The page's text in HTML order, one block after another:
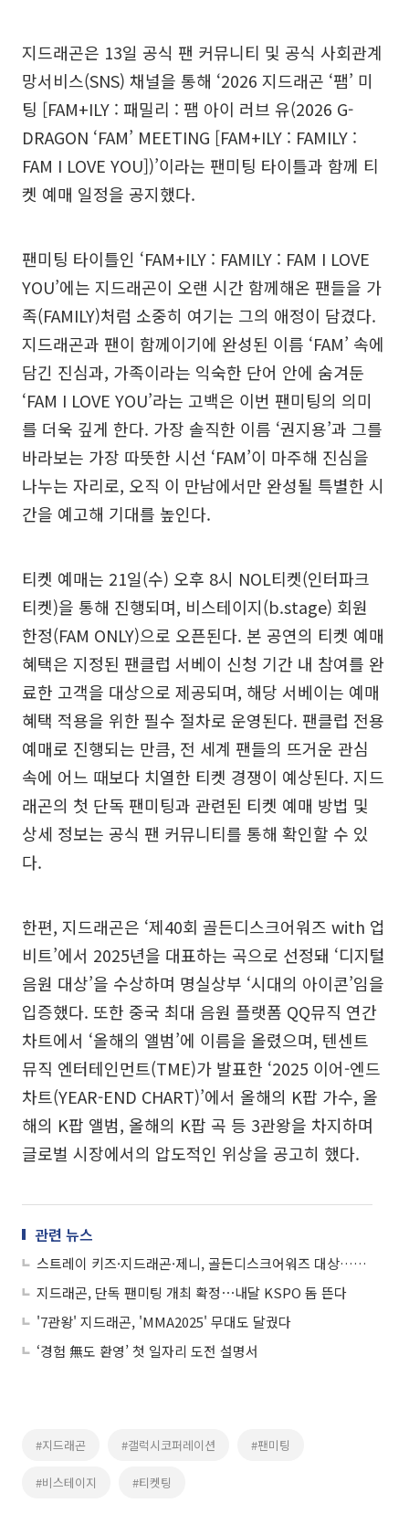
지드래곤은 13일 공식 팬 커뮤니티 및 공식 사회관계
망서비스(SNS) 채널을 통해 ‘2026 지드래곤 ‘팸’ 미
팅 [FAM+ILY : 패밀리 : 팸 아이 러브 유(2026 G-
DRAGON ‘FAM’ MEETING [FAM+ILY : FAMILY :
FAM I LOVE YOU])’이라는 팬미팅 타이틀과 함께 티
켓 예매 일정을 공지했다.
팬미팅 타이틀인 ‘FAM+ILY : FAMILY : FAM I LOVE
YOU’에는 지드래곤이 오랜 시간 함께해온 팬들을 가
족(FAMILY)처럼 소중히 여기는 그의 애정이 담겼다.
지드래곤과 팬이 함께이기에 완성된 이름 ‘FAM’ 속에
담긴 진심과, 가족이라는 익숙한 단어 안에 숨겨둔
‘FAM I LOVE YOU’라는 고백은 이번 팬미팅의 의미
를 더욱 깊게 한다. 가장 솔직한 이름 ‘권지용’과 그를
바라보는 가장 따뜻한 시선 ‘FAM’이 마주해 진심을
나누는 자리로, 오직 이 만남에서만 완성될 특별한 시
간을 예고해 기대를 높인다.
티켓 예매는 21일(수) 오후 8시 NOL티켓(인터파크
티켓)을 통해 진행되며, 비스테이지(b.stage) 회원
한정(FAM ONLY)으로 오픈된다. 본 공연의 티켓 예매
혜택은 지정된 팬클럽 서베이 신청 기간 내 참여를 완
료한 고객을 대상으로 제공되며, 해당 서베이는 예매
혜택 적용을 위한 필수 절차로 운영된다. 팬클럽 전용
예매로 진행되는 만큼, 전 세계 팬들의 뜨거운 관심
속에 어느 때보다 치열한 티켓 경쟁이 예상된다. 지드
래곤의 첫 단독 팬미팅과 관련된 티켓 예매 방법 및
상세 정보는 공식 팬 커뮤니티를 통해 확인할 수 있
다.
한편, 지드래곤은 ‘제40회 골든디스크어워즈 with 업
비트’에서 2025년을 대표하는 곡으로 선정돼 ‘디지털
음원 대상’을 수상하며 명실상부 ‘시대의 아이콘’임을
입증했다. 또한 중국 최대 음원 플랫폼 QQ뮤직 연간
차트에서 ‘올해의 앨범’에 이름을 올렸으며, 텐센트
뮤직 엔터테인먼트(TME)가 발표한 ‘2025 이어-엔드
차트(YEAR-END CHART)’에서 올해의 K팝 가수, 올
해의 K팝 앨범, 올해의 K팝 곡 등 3관왕을 차지하며
글로벌 시장에서의 압도적인 위상을 공고히 했다.
관련 뉴스
스트레이 키즈·지드래곤·제니, 골든디스크어워즈 대상…다관왕 쓸어담았다
지드래곤, 단독 팬미팅 개최 확정⋯내달 KSPO 돔 뜬다
'7관왕' 지드래곤, 'MMA2025' 무대도 달궜다
‘경험 無도 환영’ 첫 일자리 도전 설명서
#지드래곤 #갤럭시코퍼레이션 #팬미팅
#비스테이지 #티켓팅